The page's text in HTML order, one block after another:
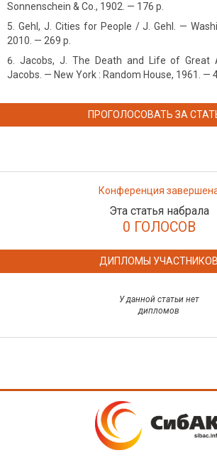
Sonnenschein & Co., 1902. — 176 p.
Gehl, J. Cities for People / J. Gehl. —
2010. — 269 p.
Jacobs, J. The Death and Life of Great
Jacobs. — New York : Random House, 1961. —
ПРОГОЛОСОВАТЬ ЗА
Конференция
Эта статья набрала
0 ГОЛОСОВ
ДИПЛОМЫ УЧАСТНИКОВ
У данной статьи нет
дипломов